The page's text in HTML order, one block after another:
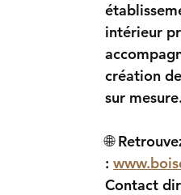
intérieur
création
sur mesure.
🌐
:
Contact